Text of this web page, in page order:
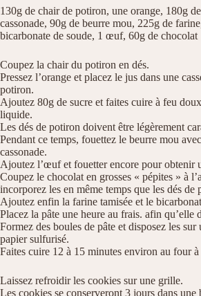
130g de chair de potiron, une orange, 180g
cassonade, 90g de beurre mou, 225g de
bicarbonate de soude, 1 œuf, 60g de chocolat
Coupez la chair du potiron en dés.
Pressez l’orange et placez le jus dans une
potiron.
Ajoutez 80g de sucre et faites cuire à feu
liquide.
Les dés de potiron doivent être légèrement
Pendant ce temps, fouettez le beurre mou
cassonade.
Ajoutez l’œuf et fouetter encore pour obtenir
Coupez le chocolat en grosses « pépites » à
incorporez les en même temps que les dés de
Ajoutez enfin la farine tamisée et le
Placez la pâte une heure au frais. afin qu’elle
Formez des boules de pâte et disposez les
papier sulfurisé.
Faites cuire 12 à 15 minutes environ au four
Laissez refroidir les cookies sur une grille.
Les cookies se conserveront 3 jours dans une